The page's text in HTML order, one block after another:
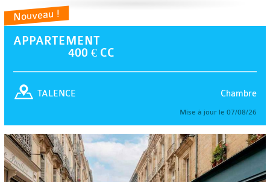
Nouveau !
APPARTEMENT
400 € CC
Chambre
TALENCE
Mise à jour le 07/08/26